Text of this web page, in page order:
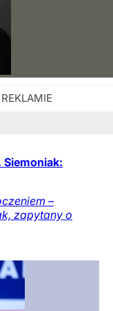
Siemoniak:
–
zapytany o